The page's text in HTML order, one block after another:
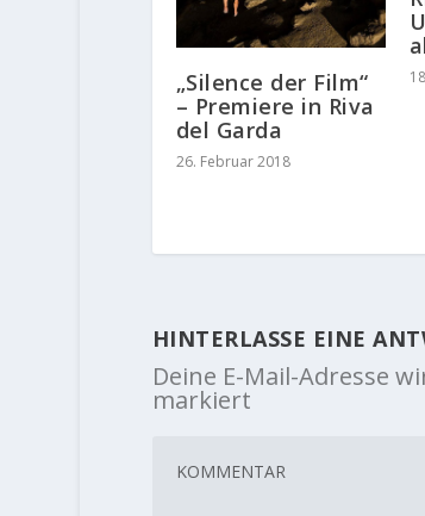
„Silence der Film“
– Premiere in Riva
del Garda
26. Februar 2018
HINTERLASSE EINE
Deine E-Mail-Adresse
markiert